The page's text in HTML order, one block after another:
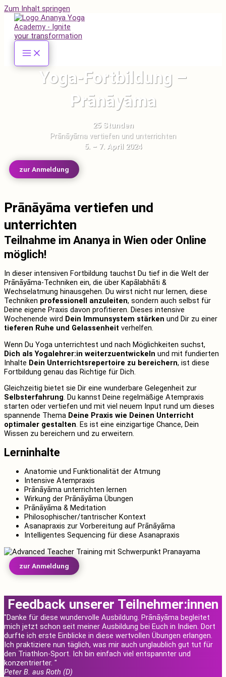
Zum Inhalt springen
Yoga-Fortbildung –
Prānāyāma
25 Stunden
Prānāyāma vertiefen und unterrichten
5. – 7. April 2024
zur Anmeldung
Prānāyāma vertiefen und
unterrichten
Teilnahme im Ananya in Wien oder Online
möglich!
In dieser intensiven Fortbildung tauchst Du tief in die Welt der
Prānāyāma-Techniken ein, die über Kapālabhāti &
Wechselatmung hinausgehen. Du wirst nicht nur lernen, diese
Techniken professionell anzuleiten, sondern auch selbst für
Deine eigene Praxis davon profitieren. Dieses intensive
Wochenende wird Dein Immunsystem stärken und Dir zu einer
tieferen Ruhe und Gelassenheit verhelfen.
Wenn Du Yoga unterrichtest und nach Möglichkeiten suchst,
Dich als Yogalehrer:in weiterzuentwickeln und mit fundierten
Inhalte Dein Unterrichtsrepertoire zu bereichern, ist diese
Fortbildung genau das Richtige für Dich.
Gleichzeitig bietet sie Dir eine wunderbare Gelegenheit zur
Selbsterfahrung. Du kannst Deine regelmäßige Atempraxis
starten oder vertiefen und mit viel neuem Input rund um dieses
spannende Thema Deine Praxis wie Deinen Unterricht
optimaler gestalten. Es ist eine einzigartige Chance, Dein
Wissen zu bereichern und zu erweitern.
Lerninhalte
Anatomie und Funktionalität der Atmung
Intensive Atempraxis
Prānāyāma unterrichten lernen
Wirkung der Prānāyāma Übungen
Prānāyāma & Meditation
Philosophischer/tantrischer Kontext
Asanapraxis zur Vorbereitung auf Prānāyāma
Intelligentes Sequencing für diese Asanapraxis
zur Anmeldung
Feedback unserer Teilnehmer:innen
"Danke für diese wundervolle Ausbildung. Prānāyāma begleitet
mich jetzt schon seit meiner Ausbildung bei Euch in Indien. Dort
durfte ich erste Einblicke in diese wertvollen Übungen erlangen.
Ich praktiziere nun täglich, was mir auch unglaublich gut tut für
den Triathlon-Sport. Ich bin einfach viel entspannter und
konzentrierter. "
Peter B. aus Roth (D)